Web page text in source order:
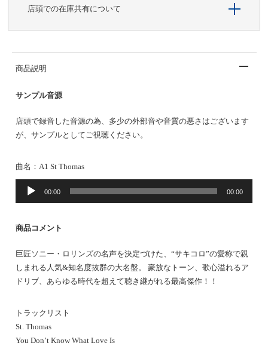
店頭での在庫共有について
商品説明
サンプル音源
店頭で録音した音源の為、多少の外部音や音質の悪さはございます
が、サンプルとしてご視聴ください。
曲名：A1 St Thomas
音
ー
ヤ
ー
00:00 00:00
商品コメント
巨匠ソニー・ロリンズの名声を決定づけた、“サキコロ”の愛称で親
しまれる人気&知名度抜群の大名盤。 豪放なトーン、歌心溢れるア
ドリブ、あらゆる時代を超えて聴き継がれる最高傑作！！
トラックリスト
St. Thomas
You Don’t Know What Love Is